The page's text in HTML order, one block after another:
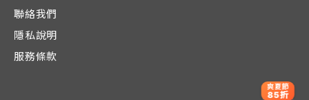
聯絡我們
隱私說明
服務條款
爽夏節
85折